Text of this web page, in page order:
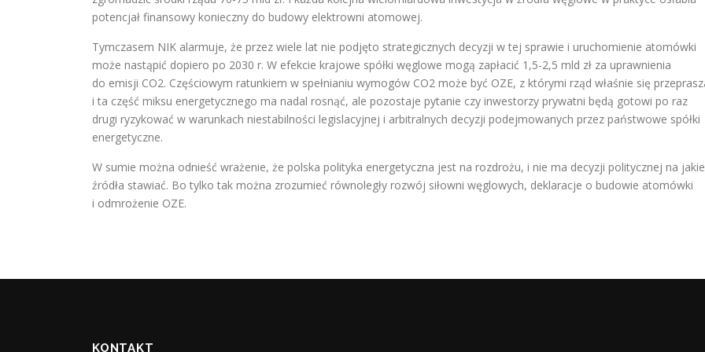
potencjał finansowy konieczny do budowy elektrowni atomowej.
Tymczasem NIK alarmuje, że przez wiele lat nie podjęto strategicznych decyzji w tej sprawie i uruchomienie atomówki
może nastąpić dopiero po 2030 r. W efekcie krajowe spółki węglowe mogą zapłacić 1,5-2,5 mld zł za uprawnienia
do emisji CO2. Częściowym ratunkiem w spełnianiu wymogów CO2 może być OZE, z którymi rząd właśnie się
i ta część miksu energetycznego ma nadal rosnąć, ale pozostaje pytanie czy inwestorzy prywatni będą gotowi po raz
drugi ryzykować w warunkach niestabilności legislacyjnej i arbitralnych decyzji podejmowanych przez państwowe spółki
energetyczne.
W sumie można odnieść wrażenie, że polska polityka energetyczna jest na rozdrożu, i nie ma decyzji politycznej na jakie
źródła stawiać. Bo tylko tak można zrozumieć równoległy rozwój siłowni węglowych, deklaracje o budowie atomówki
i odmrożenie OZE.
KONTAKT